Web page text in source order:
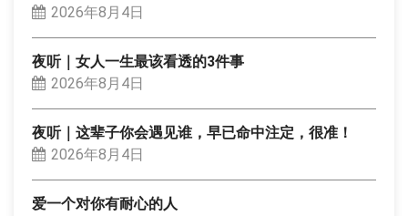
2026年8月4日
夜听｜女人一生最该看透的3件事
2026年8月4日
夜听｜这辈子你会遇见谁，早已命中注定，很准！
2026年8月4日
爱一个对你有耐心的人